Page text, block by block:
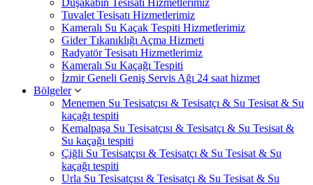
Duşakabin Tesisatı Hizmetlerimiz
Tuvalet Tesisatı Hizmetlerimiz
Kameralı Su Kaçak Tespiti Hizmetlerimiz
Gider Tıkanıklığı Açma Hizmeti
Radyatör Tesisatı Hizmetlerimiz
Kameralı Su Kaçağı Tespiti
İzmir Geneli Geniş Servis Ağı 24 saat hizmet
Bölgeler
Menemen Su Tesisatçısı & Tesisatçı & Su Tesisat & Su
kaçağı tespiti
Kemalpaşa Su Tesisatçısı & Tesisatçı & Su Tesisat &
Su kaçağı tespiti
Çiğli Su Tesisatçısı & Tesisatçı & Su Tesisat & Su
kaçağı tespiti
Urla Su Tesisatçısı & Tesisatçı & Su Tesisat & Su